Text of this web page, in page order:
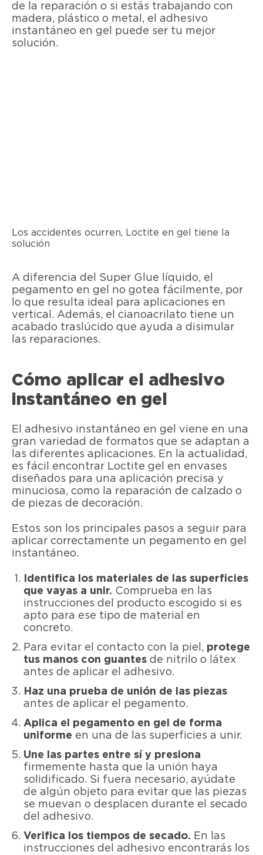
de la reparación o si estás trabajando con
madera, plástico o metal, el adhesivo
instantáneo en gel puede ser tu mejor
solución.
Los accidentes ocurren, Loctite en gel tiene la
solución
A diferencia del Super Glue líquido, el
pegamento en gel no gotea fácilmente, por
lo que resulta ideal para aplicaciones en
vertical. Además, el cianoacrilato tiene un
acabado traslúcido que ayuda a disimular
las reparaciones.
Cómo aplicar el adhesivo
instantáneo en gel
El adhesivo instantáneo en gel viene en una
gran variedad de formatos que se adaptan a
las diferentes aplicaciones. En la actualidad,
es fácil encontrar Loctite gel en envases
diseñados para una aplicación precisa y
minuciosa, como la reparación de calzado o
de piezas de decoración.
Estos son los principales pasos a seguir para
aplicar correctamente un pegamento en gel
instantáneo.
Identifica los materiales de las superficies
que vayas a unir. Comprueba en las
instrucciones del producto escogido si es
apto para ese tipo de material en
concreto.
Para evitar el contacto con la piel, protege
tus manos con guantes de nitrilo o látex
antes de aplicar el adhesivo.
Haz una prueba de unión de las piezas
antes de aplicar el pegamento.
Aplica el pegamento en gel de forma
uniforme en una de las superficies a unir.
Une las partes entre sí y presiona
firmemente hasta que la unión haya
solidificado. Si fuera necesario, ayúdate
de algún objeto para evitar que las piezas
se muevan o desplacen durante el secado
del adhesivo.
Verifica los tiempos de secado. En las
instrucciones del adhesivo encontrarás los